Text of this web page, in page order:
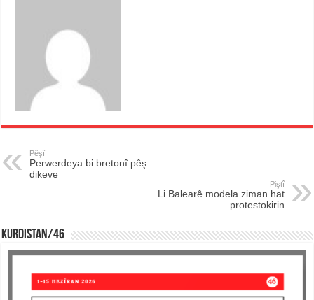
Pêşî
Perwerdeya bi bretonî pêş
dikeve
Piştî
Li Balearê modela ziman hat
protestokirin
KURDISTAN/46